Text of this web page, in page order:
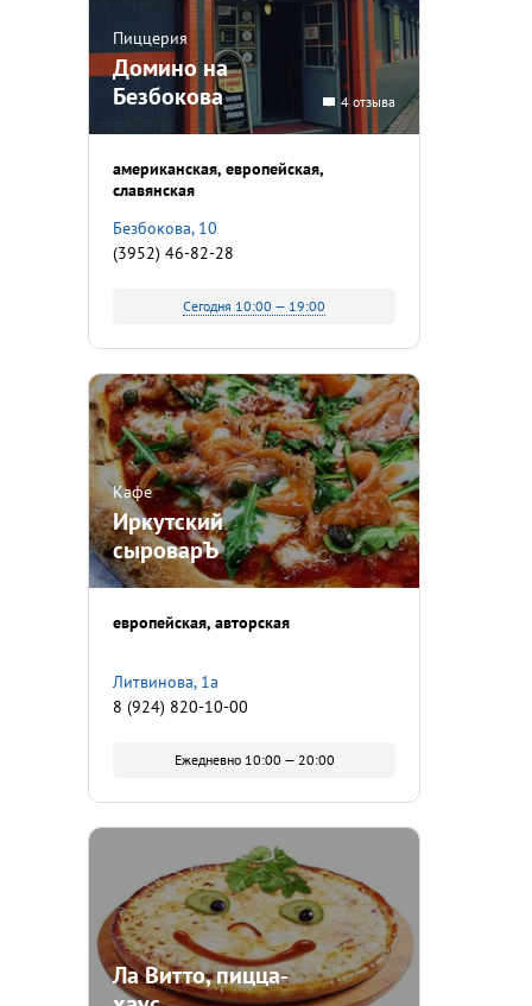
Пиццерия
Домино на
Безбокова
4 отзыва
американская европейская
славянская
Безбокова, 10
(3952) 46-82-28
Сегодня 10:00 — 19:00
Кафе
Иркутский
сыроварЪ
европейская авторская
Литвинова, 1а
8 (924) 820-10-00
Ежедневно 10:00 — 20:00
Ла Витто, пицца-